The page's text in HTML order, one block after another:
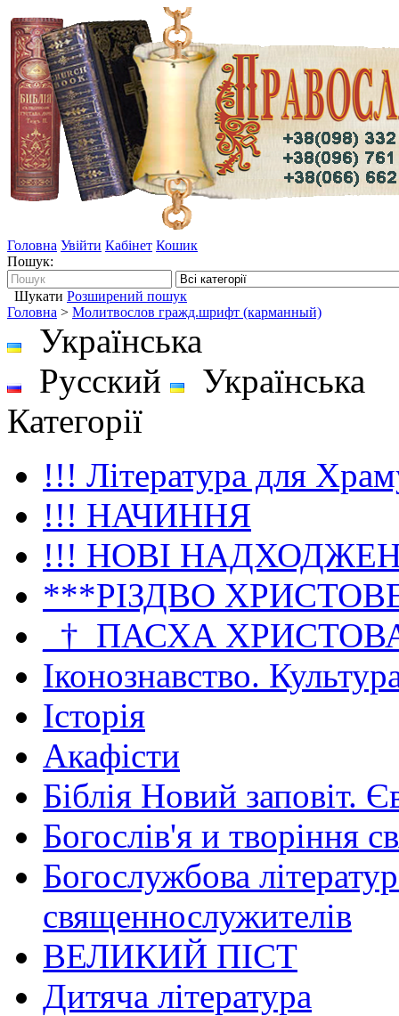
Головна Увійти Кабінет Кошик
Пошук:
Шукати Розширений пошук
Головна > Молитвослов гражд.шрифт (карманный)
Українська
Русский
Українська
Категорії
!!! Література для
!!! НАЧИННЯ
!!! НОВІ
***РІЗДВО
_†_ПАСХА
Іконознавство.
Історія
Акафісти
Біблія Новий заповіт.
Богослів'я и творіння
Богослужбова
священнослужителів
ВЕЛИКИЙ ПІСТ
Дитяча література